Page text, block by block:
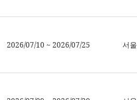
2026/07/10 ~ 2026/07/25 서울